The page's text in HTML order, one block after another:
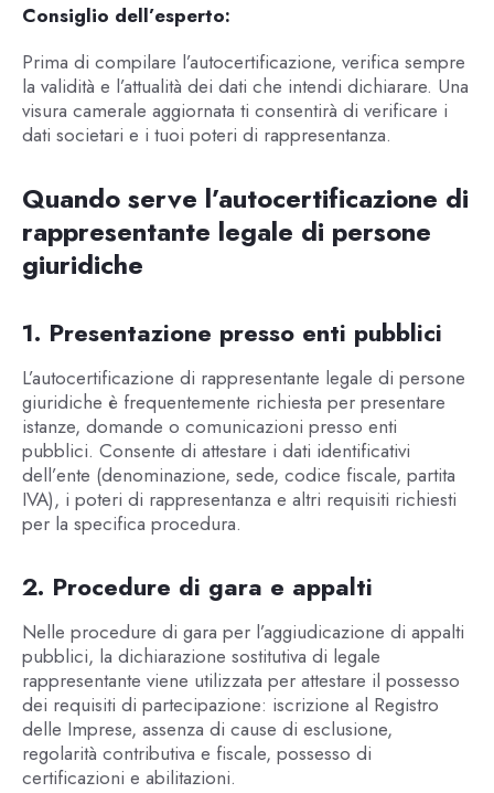
Consiglio dell’esperto:
Prima di compilare l’autocertificazione, verifica sempre
la validità e l’attualità dei dati che intendi dichiarare. Una
visura camerale aggiornata ti consentirà di verificare i
dati societari e i tuoi poteri di rappresentanza.
Quando serve l’autocertificazione di
rappresentante legale di persone
giuridiche
1. Presentazione presso enti pubblici
L’autocertificazione di rappresentante legale di persone
giuridiche è frequentemente richiesta per presentare
istanze, domande o comunicazioni presso enti
pubblici. Consente di attestare i dati identificativi
dell’ente (denominazione, sede, codice fiscale, partita
IVA), i poteri di rappresentanza e altri requisiti richiesti
per la specifica procedura.
2. Procedure di gara e appalti
Nelle procedure di gara per l’aggiudicazione di appalti
pubblici, la dichiarazione sostitutiva di legale
rappresentante viene utilizzata per attestare il possesso
dei requisiti di partecipazione: iscrizione al Registro
delle Imprese, assenza di cause di esclusione,
regolarità contributiva e fiscale, possesso di
certificazioni e abilitazioni.